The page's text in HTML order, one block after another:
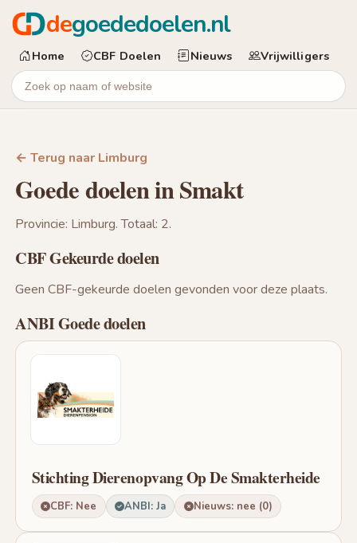
degoededoelen.nl
Home CBF Doelen Nieuws Vrijwilligers
← Terug naar Limburg
Goede doelen in Smakt
Provincie: Limburg. Totaal: 2.
CBF Gekeurde doelen
Geen CBF-gekeurde doelen gevonden voor deze plaats.
ANBI Goede doelen
Stichting Dierenopvang Op De Smakterheide
CBF: Nee ANBI: Ja Nieuws: nee (0)